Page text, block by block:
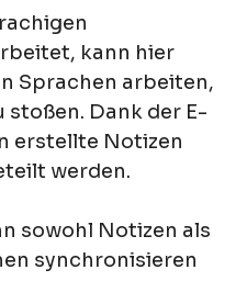
kann hier
Sprachen arbeiten,
stoßen. Dank der E-
erstellte Notizen
werden.
sowohl Notizen als
synchronisieren